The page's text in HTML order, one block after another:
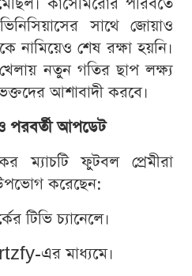
সাথে জোয়াও
নামিয়েও শেষ রক্ষা হয়নি।
নতুন গতির ছাপ লক্ষ্য
আশাবাদী করবে।
পরবর্তী আপডেট
ম্যাচটি ফুটবল প্রেমীরা
করেছেন:
টিভি চ্যানেলে।
এর মাধ্যমে।